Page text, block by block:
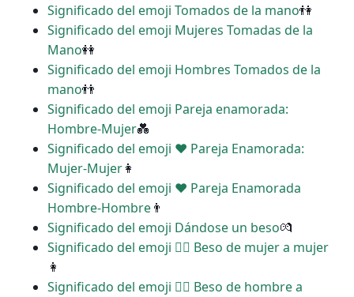
Significado del emoji Tomados de la mano👫
Significado del emoji Mujeres Tomadas de la
Mano👭
Significado del emoji Hombres Tomados de la
mano👬
Significado del emoji Pareja enamorada:
Hombre-Mujer💑
Significado del emoji ‍❤️‍ Pareja Enamorada:
Mujer-Mujer👩
Significado del emoji ‍❤️‍ Pareja Enamorada
Hombre-Hombre👨
Significado del emoji Dándose un beso💏
Significado del emoji ‍❤️‍💋‍ Beso de mujer a mujer
👩
Significado del emoji ‍❤️‍💋‍ Beso de hombre a